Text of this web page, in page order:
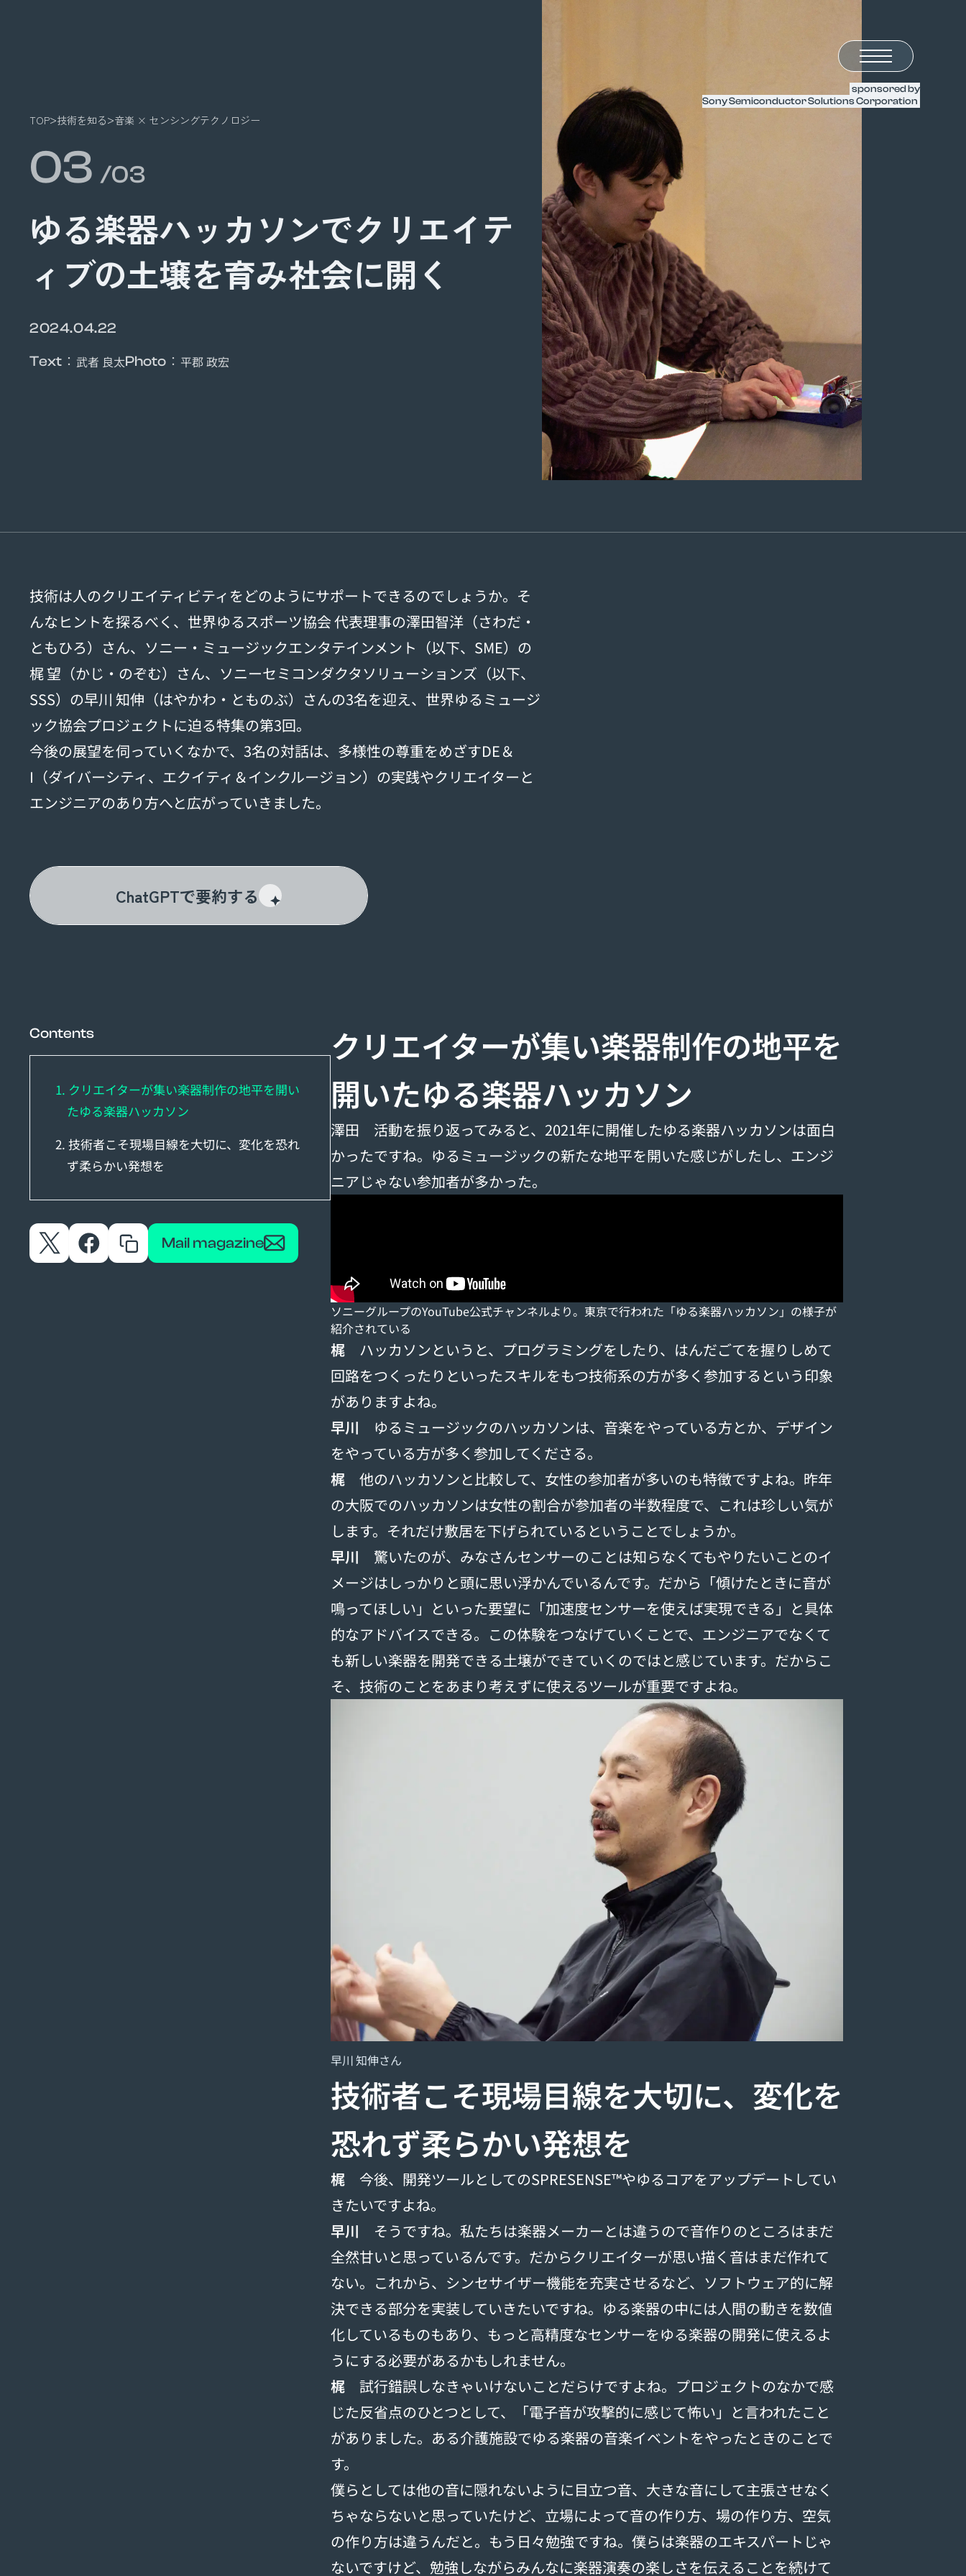
sponsored by
Sony Semiconductor Solutions Corporation
TOP 技術を知る 音楽 × センシングテクノロジー
03 /03
ゆる楽器ハッカソンでクリエイテ
ィブの土壌を育み社会に開く
2024.04.22
Text ： 武者 良太Photo ： 平郡 政宏
技術は人のクリエイティビティをどのようにサポートできるのでしょうか。そ
んなヒントを探るべく、世界ゆるスポーツ協会 代表理事の澤田智洋（さわだ・
ともひろ）さん、ソニー・ミュージックエンタテインメント（以下、SME）の
梶 望（かじ・のぞむ）さん、ソニーセミコンダクタソリューションズ（以下、
SSS）の早川 知伸（はやかわ・とものぶ）さんの3名を迎え、世界ゆるミュージ
ック協会プロジェクトに迫る特集の第3回。
今後の展望を伺っていくなかで、3名の対話は、多様性の尊重をめざすDE＆
I（ダイバーシティ、エクイティ＆インクルージョン）の実践やクリエイターと
エンジニアのあり方へと広がっていきました。
ChatGPTで要約する
Contents
1. クリエイターが集い楽器制作の地平を開い
たゆる楽器ハッカソン
2. 技術者こそ現場目線を大切に、変化を恐れ
ず柔らかい発想を
Mail magazine
クリエイターが集い楽器制作の地平を
開いたゆる楽器ハッカソン
澤田 活動を振り返ってみると、2021年に開催したゆる楽器ハッカソンは面白
かったですね。ゆるミュージックの新たな地平を開いた感じがしたし、エンジ
ニアじゃない参加者が多かった。
ソニーグループのYouTube公式チャンネルより。東京で行われた「ゆる楽器ハッカソン」の様子が
紹介されている
梶ハッカソンというと、プログラミングをしたり、はんだごてを握りしめて
回路をつくったりといったスキルをもつ技術系の方が多く参加するという印象
がありますよね。
早川 ゆるミュージックのハッカソンは、音楽をやっている方とか、デザイン
をやっている方が多く参加してくださる。
梶他のハッカソンと比較して、女性の参加者が多いのも特徴ですよね。昨年
の大阪でのハッカソンは女性の割合が参加者の半数程度で、これは珍しい気が
します。それだけ敷居を下げられているということでしょうか。
早川 驚いたのが、みなさんセンサーのことは知らなくてもやりたいことのイ
メージはしっかりと頭に思い浮かんでいるんです。だから「傾けたときに音が
鳴ってほしい」といった要望に「加速度センサーを使えば実現できる」と具体
的なアドバイスできる。この体験をつなげていくことで、エンジニアでなくて
も新しい楽器を開発できる土壌ができていくのではと感じています。だからこ
そ、技術のことをあまり考えずに使えるツールが重要ですよね。
早川 知伸さん
技術者こそ現場目線を大切に、変化を
恐れず柔らかい発想を
梶今後、開発ツールとしてのSPRESENSE™やゆるコアをアップデートしてい
きたいですよね。
早川 そうですね。私たちは楽器メーカーとは違うので音作りのところはまだ
全然甘いと思っているんです。だからクリエイターが思い描く音はまだ作れて
ない。これから、シンセサイザー機能を充実させるなど、ソフトウェア的に解
決できる部分を実装していきたいですね。ゆる楽器の中には人間の動きを数値
化しているものもあり、もっと高精度なセンサーをゆる楽器の開発に使えるよ
うにする必要があるかもしれません。
梶試行錯誤しなきゃいけないことだらけですよね。プロジェクトのなかで感
じた反省点のひとつとして、「電子音が攻撃的に感じて怖い」と言われたこと
がありました。ある介護施設でゆる楽器の音楽イベントをやったときのことで
す。
僕らとしては他の音に隠れないように目立つ音、大きな音にして主張させなく
ちゃならないと思っていたけど、立場によって音の作り方、場の作り方、空気
の作り方は違うんだと。もう日々勉強ですね。僕らは楽器のエキスパートじゃ
ないですけど、勉強しながらみんなに楽器演奏の楽しさを伝えることを続けて